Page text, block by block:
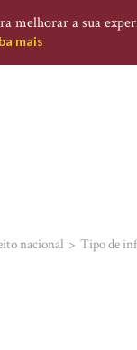
melhorar a sua
mais
nacional Tipo de